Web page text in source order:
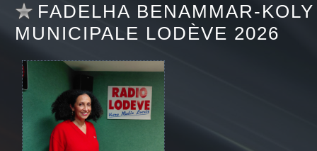
FADELHA BENAMMAR-
MUNICIPALE LODÈVE 2026